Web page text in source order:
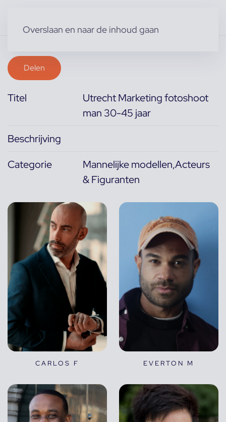
Overslaan en naar de inhoud gaan
Delen
Titel
Utrecht Marketing fotoshoot
man 30-45 jaar
Beschrijving
Categorie
Mannelijke modellen,Acteurs
& Figuranten
CARLOS F EVERTON M